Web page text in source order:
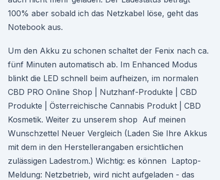
100% aber sobald ich das Netzkabel löse, geht das
Notebook aus.
Um den Akku zu schonen schaltet der Fenix nach ca.
fünf Minuten automatisch ab. Im Enhanced Modus
blinkt die LED schnell beim aufheizen, im normalen
CBD PRO Online Shop | Nutzhanf-Produkte | CBD
Produkte | Österreichische Cannabis Produkt | CBD
Kosmetik. Weiter zu unserem shop Auf meinen
Wunschzettel Neuer Vergleich (Laden Sie Ihre Akkus
mit dem in den Herstellerangaben ersichtlichen
zulässigen Ladestrom.) Wichtig: es können Laptop-
Meldung: Netzbetrieb, wird nicht aufgeladen - das